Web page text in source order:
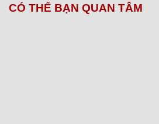
CÓ THỂ BẠN QUAN TÂM